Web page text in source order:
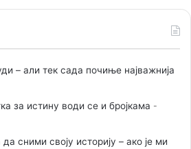
– али тек сада почиње најважнија
за истину води се и бројкама
сними своју историју – ако је ми